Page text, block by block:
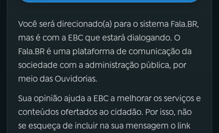
Você será direcionado(a) para o sistema Fala.BR,
mas é com a EBC que estará dialogando. O
Fala.BR é uma plataforma de comunicação da
sociedade com a administração pública, por
meio das Ouvidorias.
Sua opinião ajuda a EBC a melhorar os serviços e
conteúdos ofertados ao cidadão. Por isso, não
se esqueça de incluir na sua mensagem o link